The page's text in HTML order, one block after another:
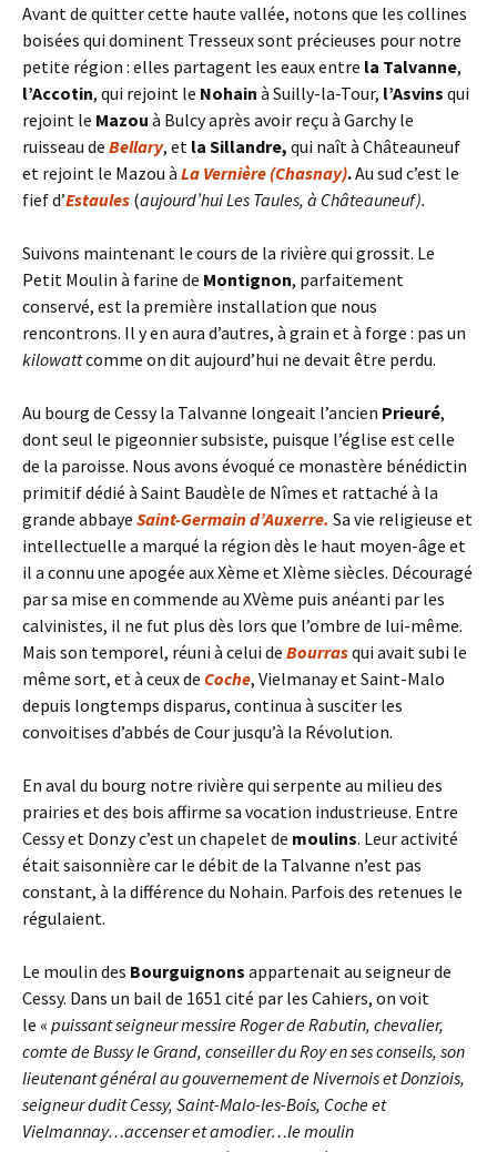
Avant de quitter cette haute vallée, notons que les collines
boisées qui dominent Tresseux sont précieuses pour notre
petite région : elles partagent les eaux entre la Talvanne,
l’Accotin, qui rejoint le Nohain à Suilly-la-Tour, l’Asvins qui
rejoint le Mazou à Bulcy après avoir reçu à Garchy le
ruisseau de Bellary, et la Sillandre, qui naît à Châteauneuf
et rejoint le Mazou à La Vernière (Chasnay).Au sud c’est le
fief d’Estaules (aujourd’hui Les Taules, à Châteauneuf).
Suivons maintenant le cours de la rivière qui grossit. Le
Petit Moulin à farine de Montignon, parfaitement
conservé, est la première installation que nous
rencontrons. Il y en aura d’autres, à grain et à forge : pas un
kilowattcomme on dit aujourd’hui ne devait être perdu.
Au bourg de Cessy la Talvanne longeait l’ancien Prieuré,
dont seul le pigeonnier subsiste, puisque l’église est celle
de la paroisse. Nous avons évoqué ce monastère bénédictin
primitif dédié à Saint Baudèle de Nîmes et rattaché à la
grande abbaye Saint-Germain d’Auxerre. Sa vie religieuse et
intellectuelle a marqué la région dès le haut moyen-âge et
il a connu une apogée aux Xème et XIème siècles. Découragé
par sa mise en commende au XVème puis anéanti par les
calvinistes, il ne fut plus dès lors que l’ombre de lui-même.
Mais son temporel, réuni à celui de Bourrasqui avait subi le
même sort, et à ceux de Coche, Vielmanay et Saint-Malo
depuis longtemps disparus, continua à susciter les
convoitises d’abbés de Cour jusqu’à la Révolution.
En aval du bourg notre rivière qui serpente au milieu des
prairies et des bois affirme sa vocation industrieuse. Entre
Cessy et Donzy c’est un chapelet de moulins. Leur activité
était saisonnière car le débit de la Talvanne n’est pas
constant, à la différence du Nohain. Parfois des retenues le
régulaient.
Le moulin des Bourguignons appartenait au seigneur de
Cessy. Dans un bail de 1651 cité par les Cahiers, on voit
le « puissant seigneur messire Roger de Rabutin, chevalier,
comte de Bussy le Grand, conseiller du Roy enses conseils, son
lieutenant général au gouvernementde Nivernois et Donziois,
seigneur dudit Cessy, Saint-Malo-les-Bois, Coche et
Vielmannay…accenser et amodier…le moulin